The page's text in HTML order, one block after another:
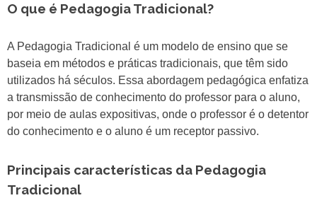
O que é Pedagogia Tradicional?
A Pedagogia Tradicional é um modelo de ensino que se
baseia em métodos e práticas tradicionais, que têm sido
utilizados há séculos. Essa abordagem pedagógica enfatiza
a transmissão de conhecimento do professor para o aluno,
por meio de aulas expositivas, onde o professor é o detentor
do conhecimento e o aluno é um receptor passivo.
Principais características da Pedagogia
Tradicional